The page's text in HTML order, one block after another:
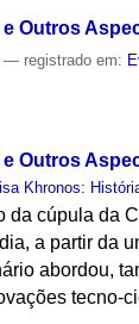
Outros
— registrado em:
Outros
Khronos:
cúpula da
a partir da
abordou,
tecno-